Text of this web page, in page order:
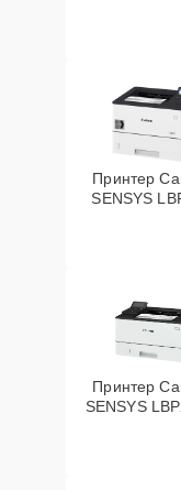
Принтер
SENSYS
Принтер
SENSYS